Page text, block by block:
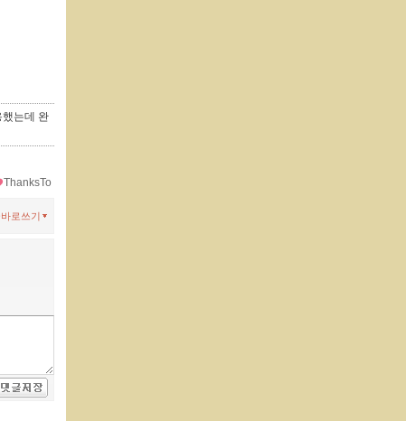
는데 완
ThanksTo
로쓰기